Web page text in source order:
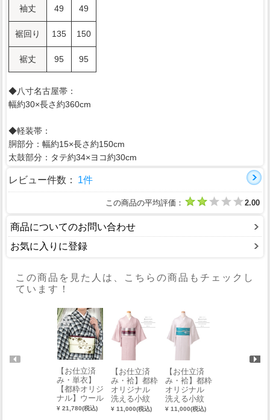
袖丈 49 49
裾回り 135 150
裾丈 95 95
◆八寸名古屋帯：
幅約30×長さ約360cm
◆軽装帯：
胴部分：幅約15×長さ約150cm
太鼓部分：タテ約34×ヨコ約30cm
レビュー件数： 1件
この商品の平均評価： 2.00
商品についてのお問い合わせ
お気に入りに登録
この商品を見た人は、こちらの商品もチェックし
ています！
【お仕立済
み・単衣】
【都粋オリジ
ナル】ウール
ライク着物
¥ 21,780(税込)
【お仕立済
み・袷】都粋
オリジナル
洗える小紋
（四つ葉クロ
¥ 11,000(税込)
【お仕立済
み・袷】都粋
オリジナル
洗える小紋
（七転び八起
¥ 11,000(税込)